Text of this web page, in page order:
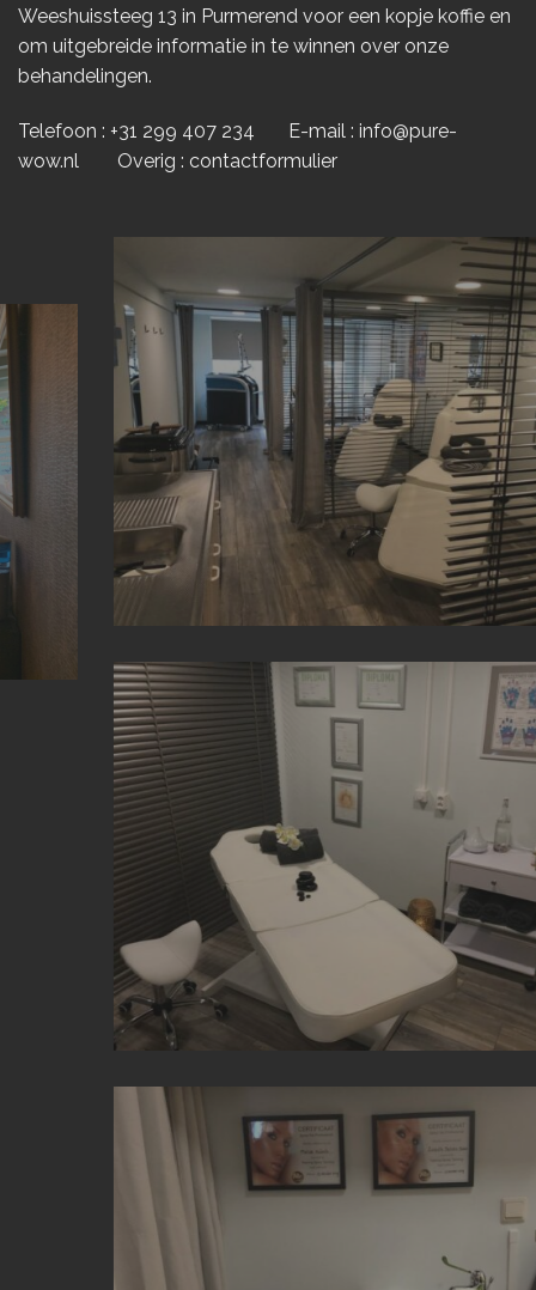
Weeshuissteeg 13 in Purmerend voor een kopje koffie en
om uitgebreide informatie in te winnen over onze
behandelingen.
Telefoon : +31 299 407 234 E-mail : info@pure-
wow.nl Overig : contactformulier